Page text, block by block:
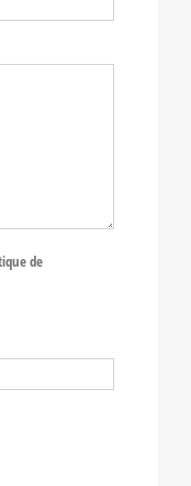
de